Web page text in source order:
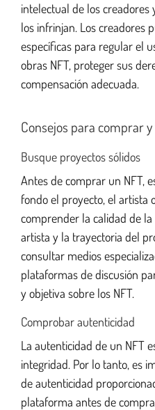
intelectual de los
los infrinjan. Los creadores
específicas para regular el
obras NFT, proteger sus
compensación adecuada.
Consejos para comprar
Busque proyectos sólidos
Antes de comprar un NFT,
fondo el proyecto, el artista
comprender la calidad de
artista y la trayectoria del
consultar medios
plataformas de discusión
y objetiva sobre los NFT.
Comprobar autenticidad
La autenticidad de un NFT
integridad. Por lo tanto, es
de autenticidad
plataforma antes de